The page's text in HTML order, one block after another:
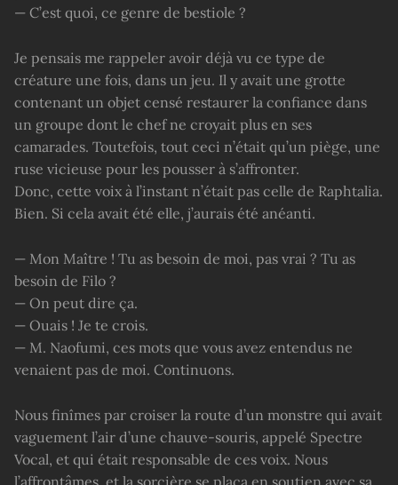
— C’est quoi, ce genre de bestiole ?
Je pensais me rappeler avoir déjà vu ce type de
créature une fois, dans un jeu. Il y avait une grotte
contenant un objet censé restaurer la confiance dans
un groupe dont le chef ne croyait plus en ses
camarades. Toutefois, tout ceci n’était qu’un piège, une
ruse vicieuse pour les pousser à s’affronter.
Donc, cette voix à l’instant n’était pas celle de Raphtalia.
Bien. Si cela avait été elle, j’aurais été anéanti.
— Mon Maître ! Tu as besoin de moi, pas vrai ? Tu as
besoin de Filo ?
— On peut dire ça.
— Ouais ! Je te crois.
— M. Naofumi, ces mots que vous avez entendus ne
venaient pas de moi. Continuons.
Nous finîmes par croiser la route d’un monstre qui avait
vaguement l’air d’une chauve-souris, appelé Spectre
Vocal, et qui était responsable de ces voix. Nous
l’affrontâmes, et la sorcière se plaça en soutien avec sa